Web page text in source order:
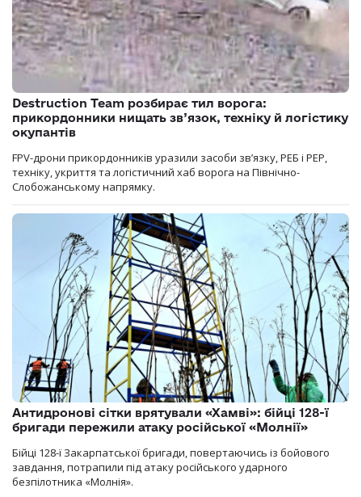
Destruction Team розбирає тил ворога:
прикордонники нищать зв’язок, техніку й логістику
окупантів
FPV-дрони прикордонників уразили засоби зв’язку, РЕБ і РЕР,
техніку, укриття та логістичний хаб ворога на Північно-
Слобожанському напрямку.
Антидронові сітки врятували «Хамві»: бійці 128-ї
бригади пережили атаку російської «Молнії»
Бійці 128-ї Закарпатської бригади, повертаючись із бойового
завдання, потрапили під атаку російського ударного
безпілотника «Молнія».